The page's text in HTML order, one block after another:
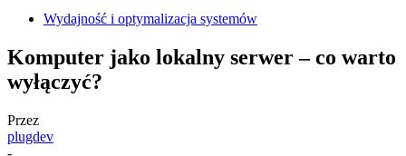
Wydajność i optymalizacja systemów
Komputer jako lokalny serwer – co warto
wyłączyć?
Przez
plugdev
-